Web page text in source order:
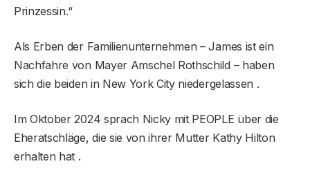
Prinzessin.“
Als Erben der Familienunternehmen – James ist ein
Nachfahre von Mayer Amschel Rothschild – haben
sich die beiden in New York City niedergelassen .
Im Oktober 2024 sprach Nicky mit PEOPLE über die
Eheratschläge, die sie von ihrer Mutter Kathy Hilton
erhalten hat .